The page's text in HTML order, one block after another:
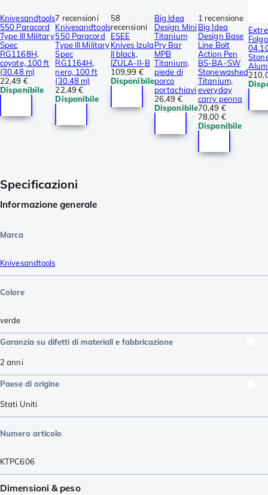
Knivesandtools
550 Paracord
Type III Military
Spec
RG1168H,
coyote, 100 ft
(30.48 m)
22,49 €
Disponibile
7 recensioni
Knivesandtools
550 Paracord
Type III Military
Spec
RG1164H,
nero, 100 ft
(30.48 m)
22,49 €
Disponibile
58
recensioni
ESEE
Knives Izula
II black,
IZULA-II-B
109,99 €
Disponibile
Big Idea
Design Mini
Titanium
Pry Bar
MPB
Titanium,
piede di
porco
portachiavi
26,49 €
Disponibile
1 recensione
Big Idea
Design Base
Line Bolt
Action Pen
BS-BA-SW
Stonewashed
Titanium,
everyday
carry penna
70,49 €
78,00 €
Disponibile
Specificazioni
Informazione generale
Marca
Knivesandtools
Colore
verde
Garanzia su difetti di materiali e fabbricazione
2 anni
Paese di origine
Stati Uniti
Numero articolo
KTPC606
Dimensioni & peso